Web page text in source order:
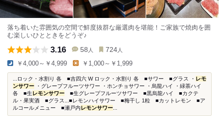
落ち着いた雰囲気の空間で鮮度抜群な厳選肉を堪能！ご家族で焼肉を囲
む楽しいひとときをどうぞ♪
3.16 58 人 724 人
￥4,000～￥4,999 ￥1,000～￥1,999
...ロック・水割り 各 ■吉四六 W ロック・水割り 各 ■サワー ■グラス ・ レモ
ンサワー ・グレープフルーツサワー ・ホンチョサワー ・烏龍ハイ ・緑茶ハイ
各 ■生 レモンサワー ■生グレープフルーツサワー ■黒烏龍ハイ ■カクテ
ル・果実酒 ■グラス...■レモンハイサワー ■梅干し 1粒 ■カットレモン ■ア
ルコールメニュー ■瀬戸内 レモンサワー